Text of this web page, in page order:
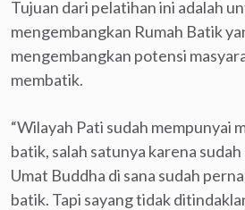
Tujuan dari pelatihan ini adalah
mengembangkan Rumah Batik
mengembangkan potensi
membatik.
“Wilayah Pati sudah mempunyai
batik, salah satunya karena
Umat Buddha di sana sudah
batik. Tapi sayang tidak